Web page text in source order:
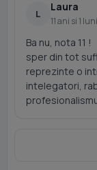
L
Laura
11 ani si 1 luni
Ba nu, nota 11 !
sper din tot
reprezinte o
intelegatori,